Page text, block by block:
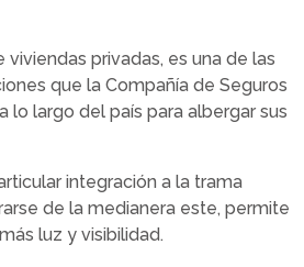
viviendas privadas, es una de las
que la Compañía de Seguros
lo largo del país para albergar sus
integración a la trama
de la medianera este, permite
luz y visibilidad.